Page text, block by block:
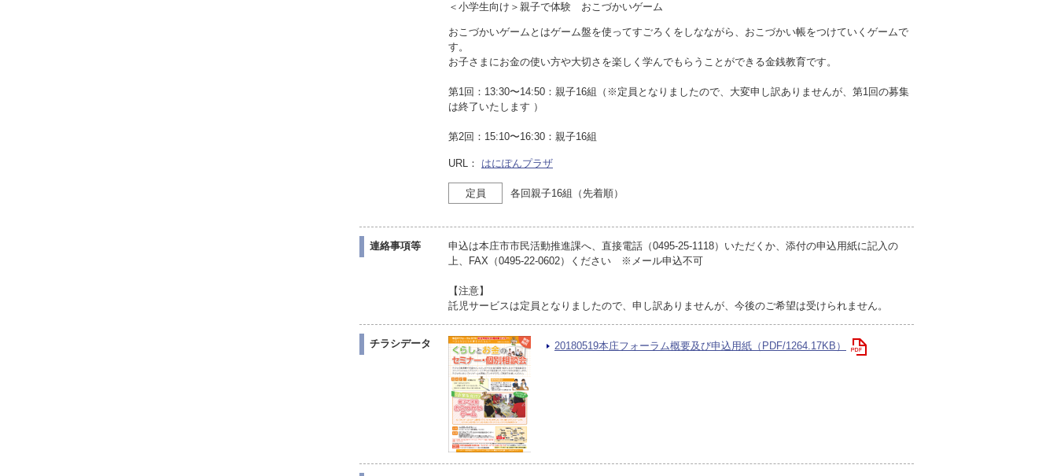
＜小学生向け＞親子で体験 おこづかいゲーム
おこづかいゲームとはゲーム盤を使ってすごろくをしなながら、おこづかい帳をつけていくゲームで
す。
お子さまにお金の使い方や大切さを楽しく学んでもらうことができる金銭教育です。
第1回：13:30〜14:50：親子16組（※定員となりましたので、大変申し訳ありませんが、第1回の募集
は終了いたします ）
第2回：15:10〜16:30：親子16組
URL： はにぽんプラザ
定員 各回親子16組（先着順）
連絡事項等
申込は本庄市市民活動推進課へ、直接電話（0495-25-1118）いただくか、添付の申込用紙に記入の
上、FAX（0495-22-0602）ください ※メール申込不可
【注意】
託児サービスは定員となりましたので、申し訳ありませんが、今後のご希望は受けられません。
チラシデータ 20180519本庄フォーラム概要及び申込用紙（PDF/1264.17KB）